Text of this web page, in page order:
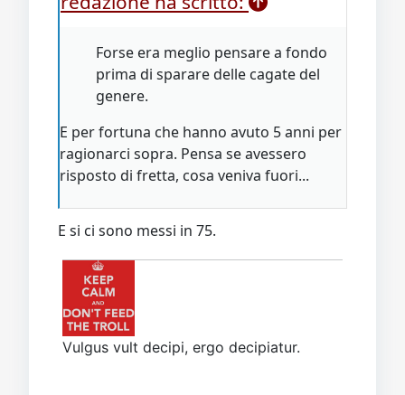
Forse era meglio pensare a fondo
prima di sparare delle cagate del
genere.
E per fortuna che hanno avuto 5 anni per
ragionarci sopra. Pensa se avessero
risposto di fretta, cosa veniva fuori...
E si ci sono messi in 75.
Vulgus vult decipi, ergo decipiatur.